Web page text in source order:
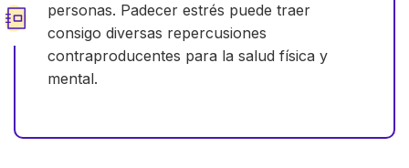
personas. Padecer estrés puede traer
consigo diversas repercusiones
contraproducentes para la salud física y
mental.